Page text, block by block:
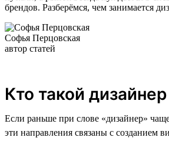
брендов. Разберёмся, чем занимается
Софья Перцовская
автор статей
Кто такой
Если раньше при слове «дизайнер»
эти направления связаны с созданием